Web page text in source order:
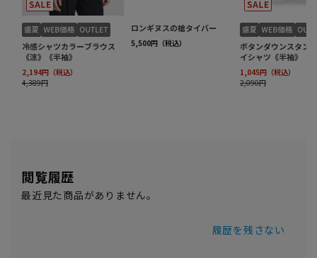
閲覧履歴
最近見た商品がありません。
履歴を残さない